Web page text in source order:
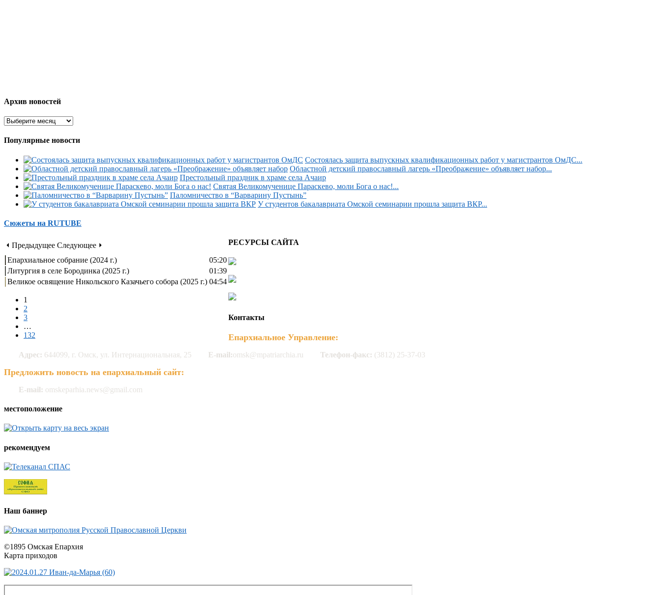
Архив новостей
Популярные новости
Состоялась защита выпускных квалификационных работ у магистрантов ОмДС...
Областной детский православный лагерь «Преображение» объявляет набор...
Престольный праздник в храме села Ачаир
Святая Великомученице Параскево, моли Бога о нас!...
Паломничество в “Варварину Пустынь”
У студентов бакалавриата Омской семинарии прошла защита ВКР...
Сюжеты на RUTUBE
⏴ Предыдущее Следующее ⏵
Епархиальное собрание (2024 г.)
05:20
Литургия в селе Бородинка (2025 г.)
01:39
Великое освящение Никольского Казачьего собора (2025 г.) 04:54
1
2
3
…
132
РЕСУРСЫ САЙТА
Контакты
Епархиальное Управление:
Адрес: 644099, г. Омск, ул. Интернациональная, 25 E-mail:omsk@mpatriarchia.ru Телефон-факс: (3812) 25-37-03
Предложить новость на епархиальный сайт:
E-mail: omskeparhia.news@gmail.com
местоположение
рекомендуем
Наш баннер
©1895 Омская Епархия
Карта приходов